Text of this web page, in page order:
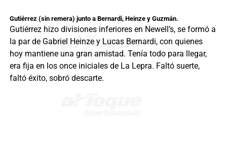
Gutiérrez (sin remera) junto a Bernardi, Heinze y Guzmán.
Gutiérrez hizo divisiones inferiores en Newell’s, se formó a
la par de Gabriel Heinze y Lucas Bernardi, con quienes
hoy mantiene una gran amistad. Tenía todo para llegar,
era fija en los once iniciales de La Lepra. Faltó suerte,
faltó éxito, sobró descarte.